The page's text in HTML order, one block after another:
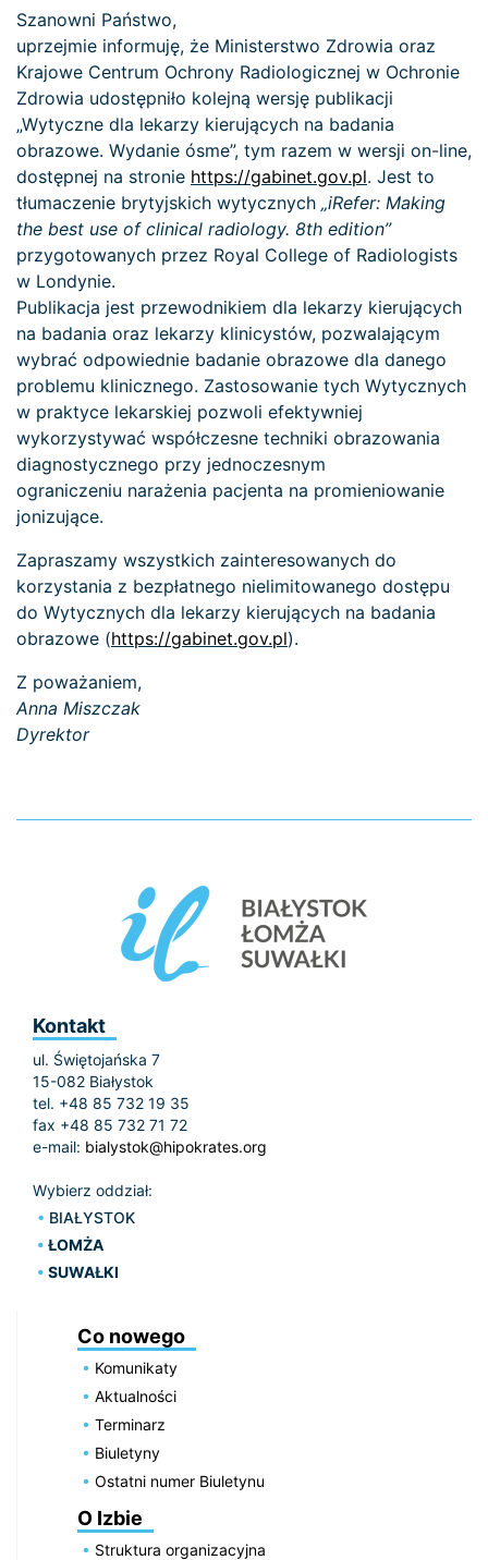
Szanowni Państwo,
uprzejmie informuję, że Ministerstwo Zdrowia oraz
Krajowe Centrum Ochrony Radiologicznej w Ochronie
Zdrowia udostępniło kolejną wersję publikacji
„Wytyczne dla lekarzy kierujących na badania
obrazowe. Wydanie ósme”, tym razem w wersji on-line,
dostępnej na stronie https://gabinet.gov.pl. Jest to
tłumaczenie brytyjskich wytycznych „iRefer: Making
the best use of clinical radiology. 8th edition”
przygotowanych przez Royal College of Radiologists
w Londynie.
Publikacja jest przewodnikiem dla lekarzy kierujących
na badania oraz lekarzy klinicystów, pozwalającym
wybrać odpowiednie badanie obrazowe dla danego
problemu klinicznego. Zastosowanie tych Wytycznych
w praktyce lekarskiej pozwoli efektywniej
wykorzystywać współczesne techniki obrazowania
diagnostycznego przy jednoczesnym
ograniczeniu narażenia pacjenta na promieniowanie
jonizujące.
Zapraszamy wszystkich zainteresowanych do
korzystania z bezpłatnego nielimitowanego dostępu
do Wytycznych dla lekarzy kierujących na badania
obrazowe (https://gabinet.gov.pl).
Z poważaniem,
Anna Miszczak
Dyrektor
Kontakt
ul. Świętojańska 7
15-082 Białystok
tel. +48 85 732 19 35
fax +48 85 732 71 72
e-mail: bialystok@hipokrates.org
Wybierz oddział:
BIAŁYSTOK
ŁOMŻA
SUWAŁKI
Co nowego
Komunikaty
Aktualności
Terminarz
Biuletyny
Ostatni numer Biuletynu
O Izbie
Struktura organizacyjna